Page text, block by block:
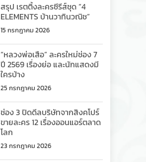
สรุป เรตติ้งละครซีรีส์ชุด “4
ELEMENTS บ้านวาทินวณิช”
15 กรกฎาคม 2026
“หลวงพ่อเสือ” ละครใหม่ช่อง 7
ปี 2569 เรื่องย่อ และนักแสดงมี
ใครบ้าง
25 กรกฎาคม 2026
ช่อง 3 ปิดดีลบริษัทจากสิงคโปร์
ขายละคร 12 เรื่องออนแอร์ตลาด
โลก
23 กรกฎาคม 2026